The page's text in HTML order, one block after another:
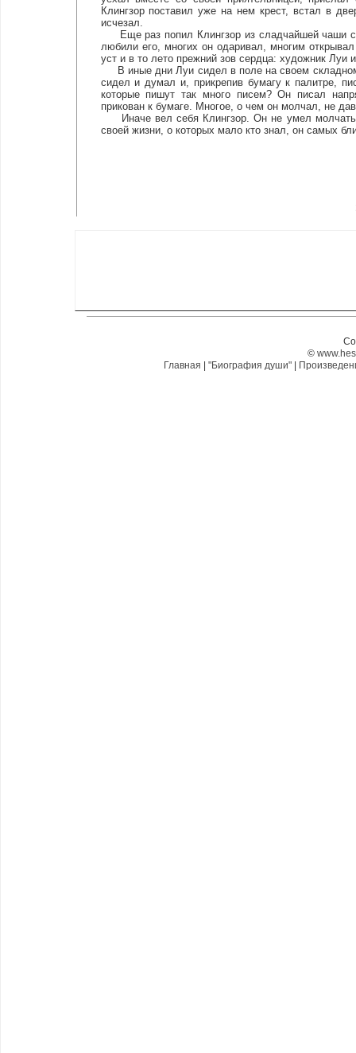
Клингзор поставил уже на нем крест, встал в
исчезал.
Еще раз попил Клингзор из сладчайшей чаши
любили его, многих он одаривал, многим
уст и в то лето прежний зов сердца: художник Луи
В иные дни Луи сидел в поле на своем
сидел и думал и, прикрепив бумагу к палитре,
которые пишут так много писем? Он писал
прикован к бумаге. Многое, о чем он молчал, не
Иначе вел себя Клингзор. Он не умел
своей жизни, о которых мало кто знал, он самых
©
Главная
"Биография души"